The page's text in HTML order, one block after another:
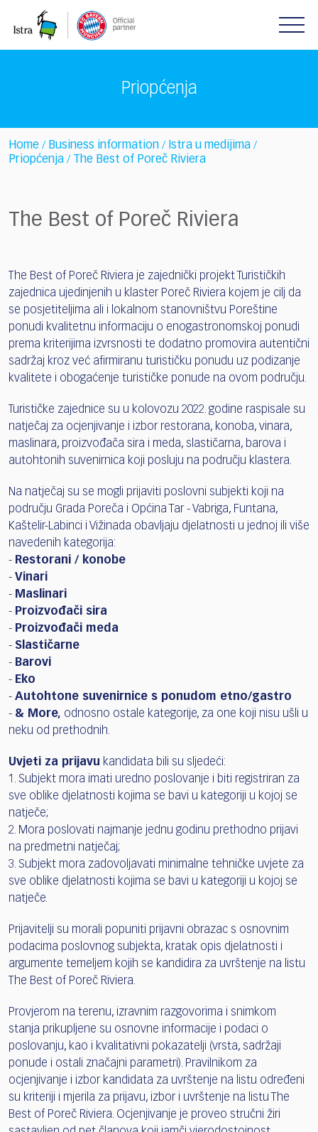
note:
Priopćenja
Home / Business information / Istra u medijima /
Priopćenja / The Best of Poreč Riviera
The Best of Poreč Riviera
The Best of Poreč Riviera je zajednički projekt Turističkih
zajednica ujedinjenih u klaster Poreč Riviera kojem je cilj da
se posjetiteljima ali i lokalnom stanovništvu Poreštine
ponudi kvalitetnu informaciju o enogastronomskoj ponudi
prema kriterijima izvrsnosti te dodatno promovira autentični
sadržaj kroz već afirmiranu turističku ponudu uz podizanje
kvalitete i obogaćenje turističke ponude na ovom području.
Turističke zajednice su u kolovozu 2022. godine raspisale su
natječaj za ocjenjivanje i izbor restorana, konoba, vinara,
maslinara, proizvođača sira i meda, slastičarna, barova i
autohtonih suvenirnica koji posluju na području klastera.
Na natječaj su se mogli prijaviti poslovni subjekti koji na
području Grada Poreča i Općina Tar - Vabriga, Funtana,
Kaštelir-Labinci i Vižinada obavljaju djelatnosti u jednoj ili više
navedenih kategorija:
- Restorani / konobe
- Vinari
- Maslinari
- Proizvođači sira
- Proizvođači meda
- Slastičarne
- Barovi
- Eko
- Autohtone suvenirnice s ponudom etno/gastro
- & More, odnosno ostale kategorije, za one koji nisu ušli u
neku od prethodnih.
Uvjeti za prijavu kandidata bili su sljedeći:
1. Subjekt mora imati uredno poslovanje i biti registriran za
sve oblike djelatnosti kojima se bavi u kategoriji u kojoj se
natječe;
2. Mora poslovati najmanje jednu godinu prethodno prijavi
na predmetni natječaj;
3. Subjekt mora zadovoljavati minimalne tehničke uvjete za
sve oblike djelatnosti kojima se bavi u kategoriji u kojoj se
natječe.
Prijavitelji su morali popuniti prijavni obrazac s osnovnim
podacima poslovnog subjekta, kratak opis djelatnosti i
argumente temeljem kojih se kandidira za uvrštenje na listu
The Best of Poreč Riviera.
Provjerom na terenu, izravnim razgovorima i snimkom
stanja prikupljene su osnovne informacije i podaci o
poslovanju, kao i kvalitativni pokazatelji (vrsta, sadržaji
ponude i ostali značajni parametri). Pravilnikom za
ocjenjivanje i izbor kandidata za uvrštenje na listu određeni
su kriteriji i mjerila za prijavu, izbor i uvrštenje na listu The
Best of Poreč Riviera. Ocjenjivanje je proveo stručni žiri